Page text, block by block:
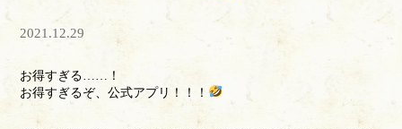
2021.12.29
お得すぎる……！
お得すぎるぞ、公式アプリ！！！